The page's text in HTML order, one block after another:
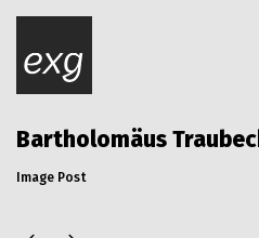
Bartholomäus
Image Post